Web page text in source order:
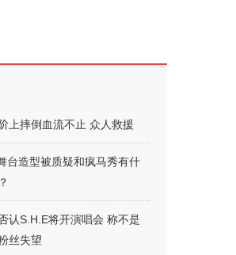
上摔倒血流不止 众人救援
台造型被质疑和疯马秀有什
认S.H.E将开演唱会 称不是
丝失望